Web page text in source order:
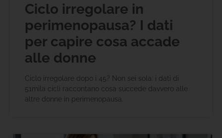
Ciclo irregolare in
perimenopausa? I dati
per capire cosa accade
alle donne
Ciclo irregolare dopo i 45? Non sei sola: i dati di
51mila cicli raccontano cosa succede davvero alle
altre donne in perimenopausa.